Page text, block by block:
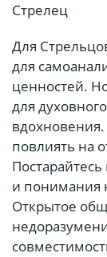
Стрелец
Для
для
ценностей.
для
повлиять на
и понимания
Открытое